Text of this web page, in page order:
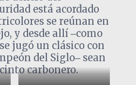
está acordado
se reúnan en
y desde allí ‒como
jugó un clásico con
del Siglo‒ sean
carbonero.